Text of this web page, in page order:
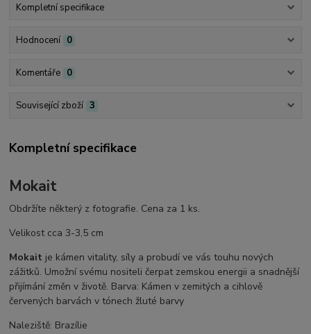
Kompletní specifikace
Hodnocení 0
Komentáře 0
Související zboží 3
Kompletní specifikace
Mokait
Obdržíte některý z fotografie. Cena za 1 ks.
Velikost cca 3-3,5 cm
Mokait je kámen vitality, síly a probudí ve vás touhu nových
zážitků. Umožní svému nositeli čerpat zemskou energii a snadnější
přijímání změn v životě. Barva: Kámen v zemitých a cihlově
červených barvách v tónech žluté barvy
Naleziště: Brazílie